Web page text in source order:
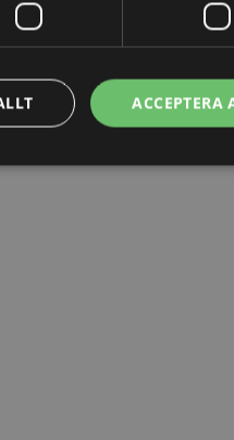
som kan vara svårt
i enlighet med
ACCEPTERA